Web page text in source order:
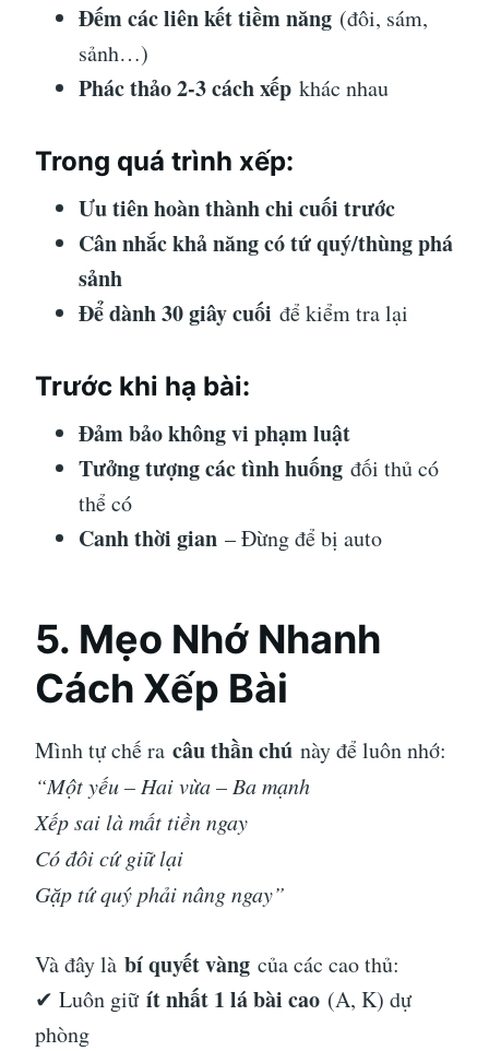
Đếm các liên kết tiềm năng (đôi, sám,
sảnh…)
Phác thảo 2-3 cách xếp khác nhau
Trong quá trình xếp:
Ưu tiên hoàn thành chi cuối trước
Cân nhắc khả năng có tứ quý/thùng phá
sảnh
Để dành 30 giây cuối để kiểm tra lại
Trước khi hạ bài:
Đảm bảo không vi phạm luật
Tưởng tượng các tình huống đối thủ có
thể có
Canh thời gian – Đừng để bị auto
5. Mẹo Nhớ Nhanh
Cách Xếp Bài
Mình tự chế ra câu thần chú này để luôn nhớ:
“Một yếu – Hai vừa – Ba mạnh
Xếp sai là mất tiền ngay
Có đôi cứ giữ lại
Gặp tứ quý phải nâng ngay”
Và đây là bí quyết vàng của các cao thủ:
✔ Luôn giữ ít nhất 1 lá bài cao (A, K) dự
phòng